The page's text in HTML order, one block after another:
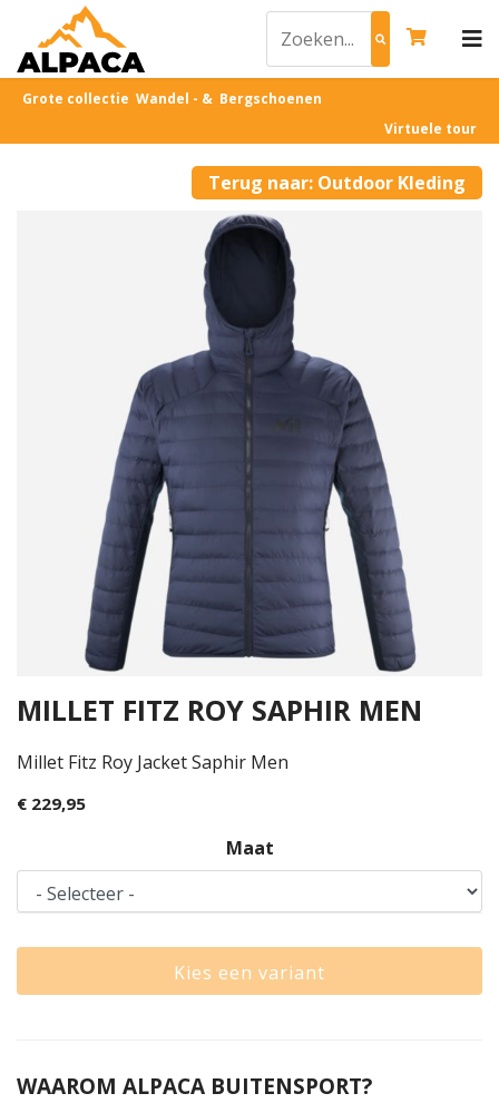
Grote collectie Wandel - & Bergschoenen
Virtuele tour
Terug naar: Outdoor Kleding
MILLET FITZ ROY SAPHIR MEN
Millet Fitz Roy Jacket Saphir Men
€ 229,95
Maat
Kies een variant
WAAROM ALPACA BUITENSPORT?